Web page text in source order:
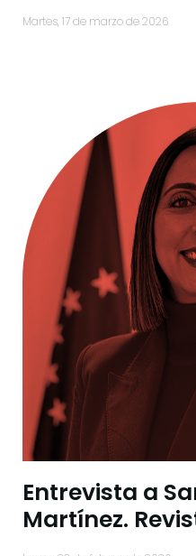
martes, 17 de marzo de 2026
Entrevista a
Martínez.